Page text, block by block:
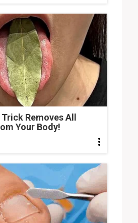
Removes All
Your Body!